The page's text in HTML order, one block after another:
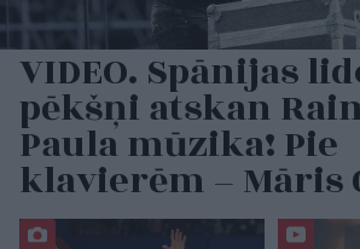
VIDEO. Spānijas
pēkšņi atskan
Paula mūzika! Pie
klavierēm – Māris